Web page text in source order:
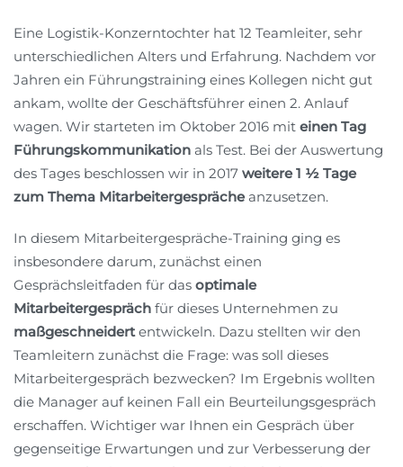
Eine Logistik-Konzerntochter hat 12 Teamleiter, sehr
unterschiedlichen Alters und Erfahrung. Nachdem vor
Jahren ein Führungstraining eines Kollegen nicht gut
ankam, wollte der Geschäftsführer einen 2. Anlauf
wagen. Wir starteten im Oktober 2016 mit einen Tag
Führungskommunikation als Test. Bei der Auswertung
des Tages beschlossen wir in 2017 weitere 1 ½ Tage
zum Thema Mitarbeitergesprächeanzusetzen.
In diesem Mitarbeitergespräche-Training ging es
insbesondere darum, zunächst einen
Gesprächsleitfaden für das optimale
Mitarbeitergespräch für dieses Unternehmen zu
maßgeschneidertentwickeln. Dazu stellten wir den
Teamleitern zunächst die Frage: was soll dieses
Mitarbeitergespräch bezwecken? Im Ergebnis wollten
die Manager auf keinen Fall ein Beurteilungsgespräch
erschaffen. Wichtiger war Ihnen ein Gespräch über
gegenseitige Erwartungen und zur Verbesserung der